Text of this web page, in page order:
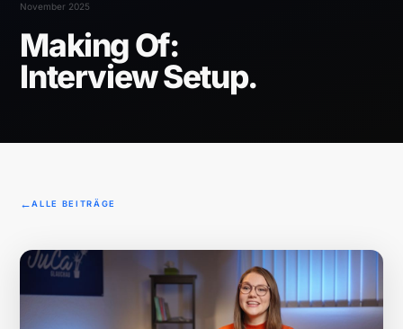
November 2025
Making Of:
Interview Setup.
ALLE BEITRÄGE